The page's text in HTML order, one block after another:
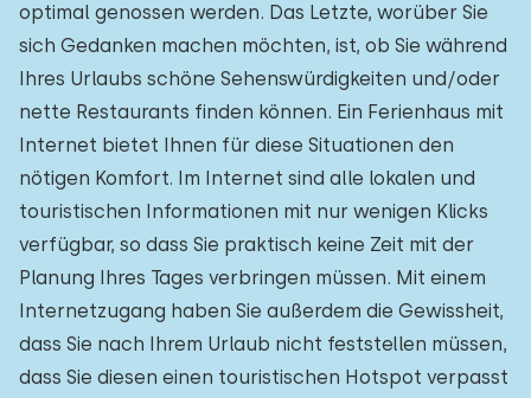
optimal genossen werden. Das Letzte, worüber Sie
sich Gedanken machen möchten, ist, ob Sie während
Ihres Urlaubs schöne Sehenswürdigkeiten und/oder
nette Restaurants finden können. Ein Ferienhaus mit
Internet bietet Ihnen für diese Situationen den
nötigen Komfort. Im Internet sind alle lokalen und
touristischen Informationen mit nur wenigen Klicks
verfügbar, so dass Sie praktisch keine Zeit mit der
Planung Ihres Tages verbringen müssen. Mit einem
Internetzugang haben Sie außerdem die Gewissheit,
dass Sie nach Ihrem Urlaub nicht feststellen müssen,
dass Sie diesen einen touristischen Hotspot verpasst